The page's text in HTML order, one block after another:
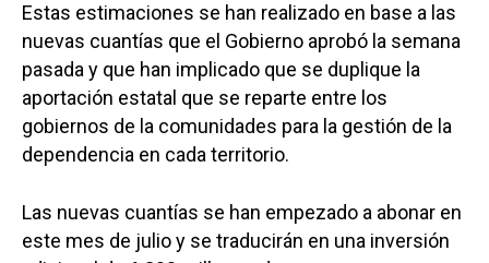
Estas estimaciones se han realizado en base a las
nuevas cuantías que el Gobierno aprobó la semana
pasada y que han implicado que se duplique la
aportación estatal que se reparte entre los
gobiernos de la comunidades para la gestión de la
dependencia en cada territorio.
Las nuevas cuantías se han empezado a abonar en
este mes de julio y se traducirán en una inversión